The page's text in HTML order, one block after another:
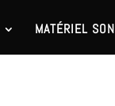
MATÉRIEL SON